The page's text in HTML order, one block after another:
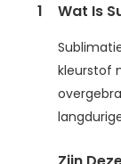
1 Wat Is
kleurstof